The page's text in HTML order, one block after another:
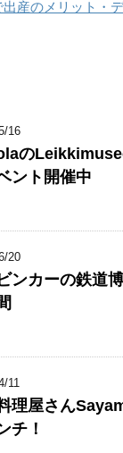
産のメリット・
16
の
ント開催中
20
ンカーの鉄道
11
理屋さん
チ！